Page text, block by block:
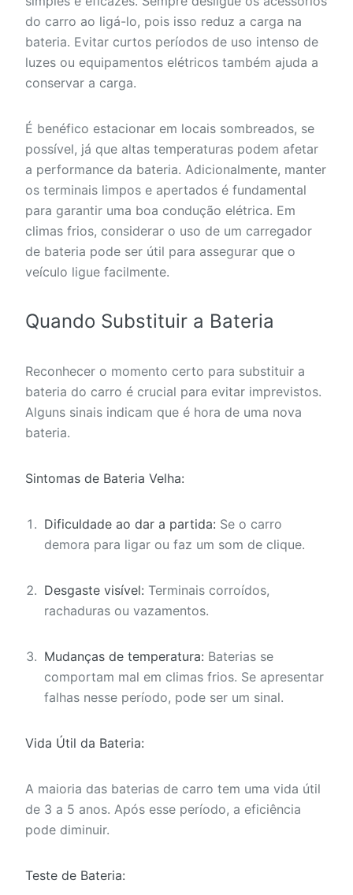
do carro ao ligá-lo, pois isso reduz a carga na
bateria. Evitar curtos períodos de uso intenso de
luzes ou equipamentos elétricos também ajuda a
conservar a carga.
É benéfico estacionar em locais sombreados, se
possível, já que altas temperaturas podem afetar
a performance da bateria. Adicionalmente, manter
os terminais limpos e apertados é fundamental
para garantir uma boa condução elétrica. Em
climas frios, considerar o uso de um carregador
de bateria pode ser útil para assegurar que o
veículo ligue facilmente.
Quando Substituir a Bateria
Reconhecer o momento certo para substituir a
bateria do carro é crucial para evitar imprevistos.
Alguns sinais indicam que é hora de uma nova
bateria.
Sintomas de Bateria Velha:
Dificuldade ao dar a partida: Se o carro
demora para ligar ou faz um som de clique.
Desgaste visível: Terminais corroídos,
rachaduras ou vazamentos.
Mudanças de temperatura: Baterias se
comportam mal em climas frios. Se apresentar
falhas nesse período, pode ser um sinal.
Vida Útil da Bateria:
A maioria das baterias de carro tem uma vida útil
de 3 a 5 anos. Após esse período, a eficiência
pode diminuir.
Teste de Bateria: